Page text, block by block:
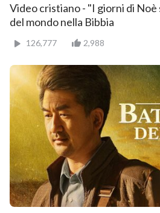
Video cristiano - "I giorni di
del mondo nella Bibbia
126,777 2,988